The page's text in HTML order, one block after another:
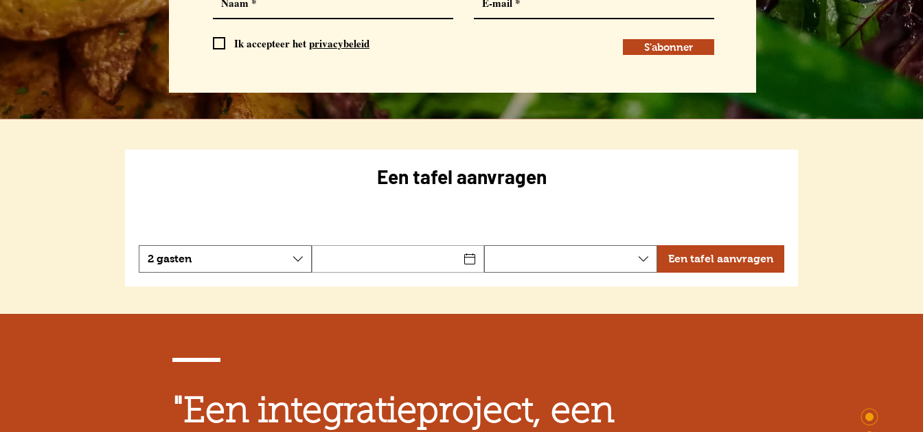
Ik accepteer hetprivacybeleid S'abonner
Een tafel aanvragen
2 gasten Een tafel aanvragen
"Een integratieproject, een